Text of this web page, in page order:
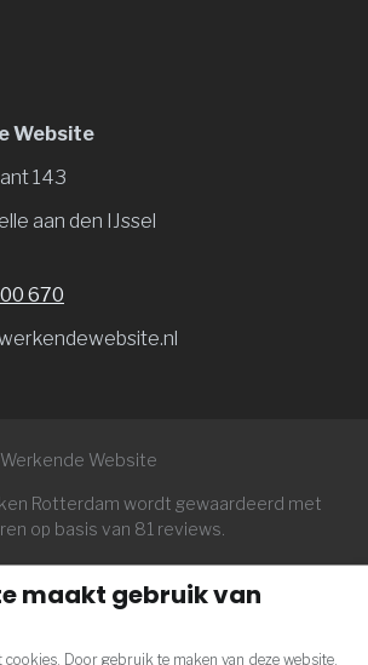
Website
143
aan den IJssel
670
Website
Rotterdam wordt gewaardeerd met
op basis van 81 reviews.
maakt gebruik van
cookies. Door gebruik te maken van deze website,